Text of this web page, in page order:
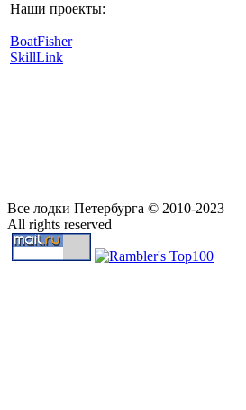
Наши проекты:
BoatFisher
SkillLink
Все лодки Петербурга © 2010-2023
All rights reserved